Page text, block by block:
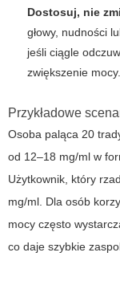
Dostosuj, nie
głowy, nudności
jeśli ciągle
zwiększenie mocy.
Przykładowe
Osoba paląca 20
od 12–18 mg/ml w
Użytkownik, który
mg/ml. Dla osób
mocy często
co daje szybkie